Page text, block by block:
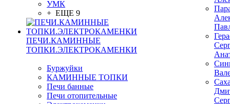
УМК
+ ЕЩЕ 9
ПЕЧИ.КАМИННЫЕ
ТОПКИ.ЭЛЕКТРОКАМЕНКИ
Буржуйки
КАМИННЫЕ ТОПКИ
Печи банные
Печи отопительные